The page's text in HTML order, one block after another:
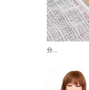
分...